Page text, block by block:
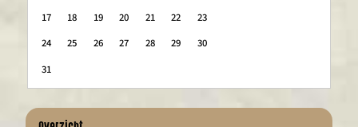
17
18 19 20 21 22
23
24
25 26 27 28 29
30
31